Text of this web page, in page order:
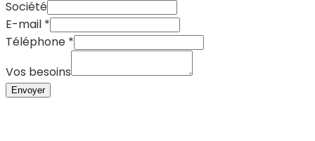
Société
Nom
Société
E-mail *
Téléphone *
Vos besoins
Envoyer